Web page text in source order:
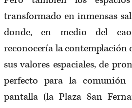
transformado en inmensas
donde, en medio del
reconocería la contemplación
sus valores espaciales, de
perfecto para la comunión
pantalla (la Plaza San